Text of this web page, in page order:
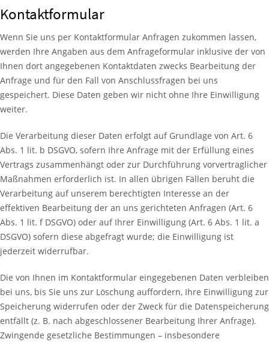
Kontaktformular
Wenn Sie uns per Kontaktformular Anfragen zukommen lassen,
werden Ihre Angaben aus dem Anfrageformular inklusive der von
Ihnen dort angegebenen Kontaktdaten zwecks Bearbeitung der
Anfrage und für den Fall von Anschlussfragen bei uns
gespeichert. Diese Daten geben wir nicht ohne Ihre Einwilligung
weiter.
Die Verarbeitung dieser Daten erfolgt auf Grundlage von Art. 6
Abs. 1 lit. b DSGVO, sofern Ihre Anfrage mit der Erfüllung eines
Vertrags zusammenhängt oder zur Durchführung vorvertraglicher
Maßnahmen erforderlich ist. In allen übrigen Fällen beruht die
Verarbeitung auf unserem berechtigten Interesse an der
effektiven Bearbeitung der an uns gerichteten Anfragen (Art. 6
Abs. 1 lit. f DSGVO) oder auf Ihrer Einwilligung (Art. 6 Abs. 1 lit. a
DSGVO) sofern diese abgefragt wurde; die Einwilligung ist
jederzeit widerrufbar.
Die von Ihnen im Kontaktformular eingegebenen Daten verbleiben
bei uns, bis Sie uns zur Löschung auffordern, Ihre Einwilligung zur
Speicherung widerrufen oder der Zweck für die Datenspeicherung
entfällt (z. B. nach abgeschlossener Bearbeitung Ihrer Anfrage).
Zwingende gesetzliche Bestimmungen – insbesondere